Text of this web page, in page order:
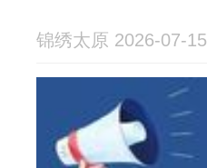
锦绣太原 2026-07-15